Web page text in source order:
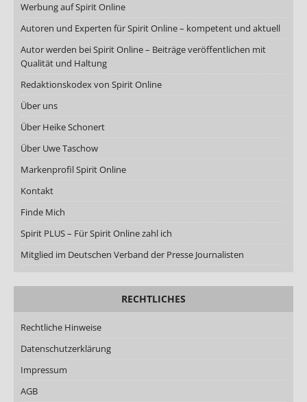
Werbung auf Spirit Online
Autoren und Experten für Spirit Online – kompetent und aktuell
Autor werden bei Spirit Online – Beiträge veröffentlichen mit
Qualität und Haltung
Redaktionskodex von Spirit Online
Über uns
Über Heike Schonert
Über Uwe Taschow
Markenprofil Spirit Online
Kontakt
Finde Mich
Spirit PLUS – Für Spirit Online zahl ich
Mitglied im Deutschen Verband der Presse Journalisten
RECHTLICHES
Rechtliche Hinweise
Datenschutzerklärung
Impressum
AGB